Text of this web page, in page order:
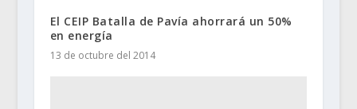
El CEIP Batalla de Pavía ahorrará un 50%
en energía
13 de octubre del 2014